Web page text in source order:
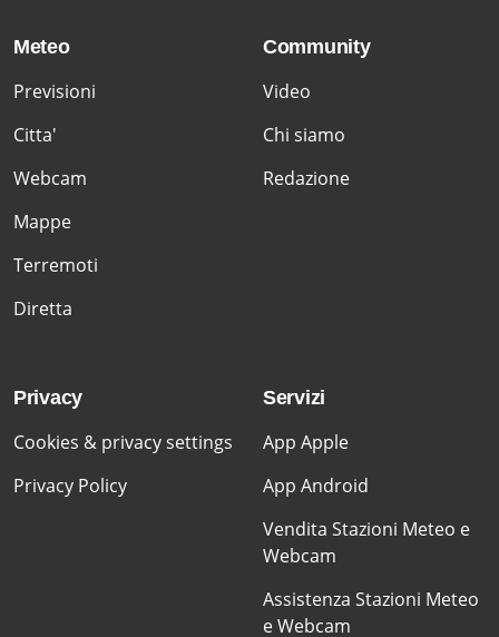
Meteo
Previsioni
Citta'
Webcam
Mappe
Terremoti
Diretta
Community
Video
Chi siamo
Redazione
Privacy
Cookies & privacy settings
Privacy Policy
Servizi
App Apple
App Android
Vendita Stazioni Meteo e
Webcam
Assistenza Stazioni Meteo
e Webcam